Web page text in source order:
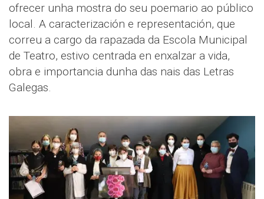
ofrecer unha mostra do seu poemario ao público
local. A caracterización e representación, que
correu a cargo da rapazada da Escola Municipal
de Teatro, estivo centrada en enxalzar a vida,
obra e importancia dunha das nais das Letras
Galegas.